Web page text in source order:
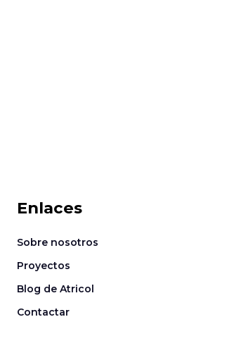
Enlaces
Sobre nosotros
Proyectos
Blog de Atricol
Contactar